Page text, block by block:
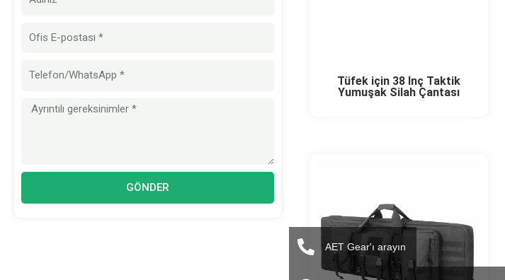
Mesaj
GÖNDER
Tüfek için 38 İnç Taktik
Yumuşak Silah Çantası
AET Gear'ı arayın